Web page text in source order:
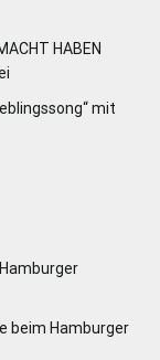
HABEN
mit
beim Hamburger